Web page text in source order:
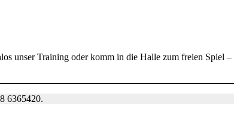
unser Training oder komm in die Halle zum freien Spiel
6365420.